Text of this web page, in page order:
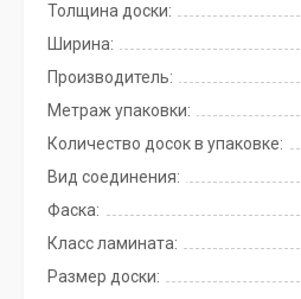
Толщина доски:
Ширина:
Производитель:
Метраж упаковки:
Количество досок в упаковке:
Вид соединения:
Фаска:
Класс ламината:
Размер доски: